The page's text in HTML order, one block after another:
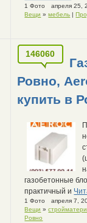
1 Фото
апреля 25,
Вещи »мебель |
146060
Ровно,
купить в
газобетонные
практичный и
1 Фото
апреля 7,
Вещи »
Ровно